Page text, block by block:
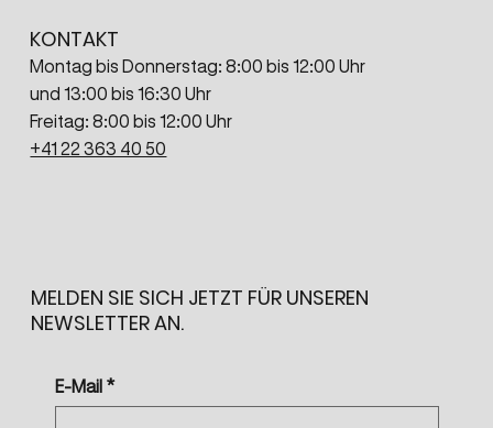
KONTAKT
Montag bis Donnerstag: 8:00 bis 12:00 Uhr
und 13:00 bis 16:30 Uhr
Freitag: 8:00 bis 12:00 Uhr
+41 22 363 40 50
MELDEN SIE SICH JETZT FÜR UNSEREN
NEWSLETTER AN.
E-Mail *